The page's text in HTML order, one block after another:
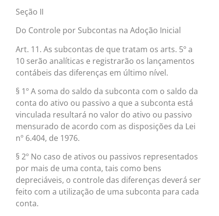
Seção II
Do Controle por Subcontas na Adoção Inicial
Art. 11. As subcontas de que tratam os arts. 5º a
10 serão analíticas e registrarão os lançamentos
contábeis das diferenças em último nível.
§ 1º A soma do saldo da subconta com o saldo da
conta do ativo ou passivo a que a subconta está
vinculada resultará no valor do ativo ou passivo
mensurado de acordo com as disposições da Lei
nº 6.404, de 1976.
§ 2º No caso de ativos ou passivos representados
por mais de uma conta, tais como bens
depreciáveis, o controle das diferenças deverá ser
feito com a utilização de uma subconta para cada
conta.